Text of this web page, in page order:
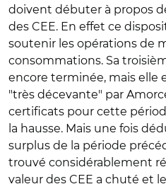
doivent débuter à propos
des CEE. En effet ce
soutenir les opérations de
consommations. Sa
encore terminée, mais elle
"très décevante" par
certificats pour cette
la hausse. Mais une fois
surplus de la période
trouvé considérablement
valeur des CEE a chuté et